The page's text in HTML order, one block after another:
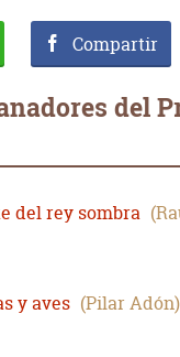
Compartir
del
del rey sombra
y aves Pilar Adón